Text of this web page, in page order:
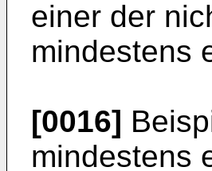
einer der
mindestens
[0016]
mindestens